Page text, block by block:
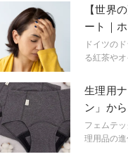
【世界
ート｜
る３つ
ドイツの
る紅茶や
はマーケ
ポーズへの
心の高い
過ごして
生理用
ン」か
ツが登場
フェムテ
理用品の進